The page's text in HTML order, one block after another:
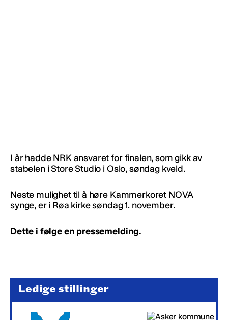
I år hadde NRK ansvaret for finalen, som gikk av
stabelen i Store Studio i Oslo, søndag kveld.
Neste mulighet til å høre Kammerkoret NOVA
synge, er i Røa kirke søndag 1. november.
Dette i følge en pressemelding.
Ledige stillinger